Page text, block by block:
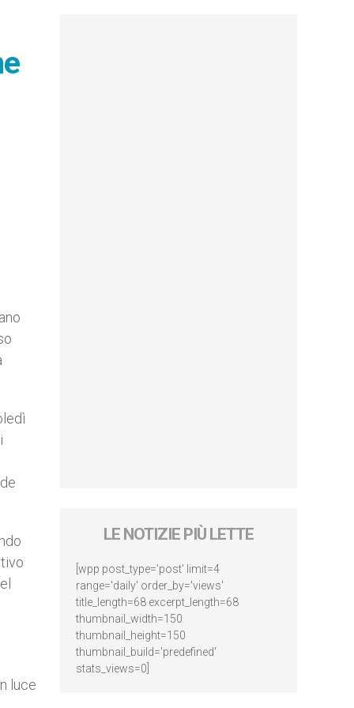
luce
LE NOTIZIE PIÙ LETTE
[wpp post_type='post' limit=4
range='daily' order_by='views'
title_length=68 excerpt_length=68
thumbnail_width=150
thumbnail_height=150
thumbnail_build='predefined'
stats_views=0]